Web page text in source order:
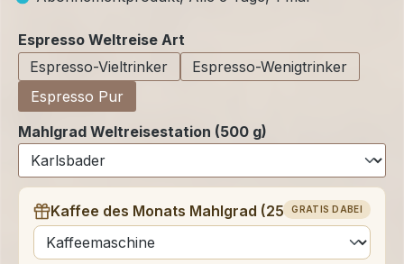
Espresso Weltreise Art
Espresso-Vieltrinker
Espresso-Wenigtrinker
Espresso Pur
Mahlgrad Weltreisestation (500 g)
GRATIS DABEI
Kaffee des Monats Mahlgrad (250 g)
auswählen